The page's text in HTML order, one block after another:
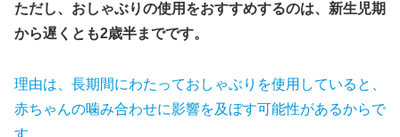
ただし、おしゃぶりの使用をおすすめするのは、新生児期
から遅くとも2歳半までです。
理由は、長期間にわたっておしゃぶりを使用していると、
赤ちゃんの噛み合わせに影響を及ぼす可能性があるからで